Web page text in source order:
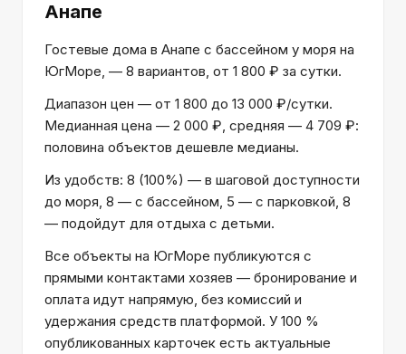
Анапе
Гостевые дома в Анапе с бассейном у моря на
ЮгМоре, — 8 вариантов, от 1 800 ₽ за сутки.
Диапазон цен — от 1 800 до 13 000 ₽/сутки.
Медианная цена — 2 000 ₽, средняя — 4 709 ₽:
половина объектов дешевле медианы.
Из удобств: 8 (100%) — в шаговой доступности
до моря, 8 — с бассейном, 5 — с парковкой, 8
— подойдут для отдыха с детьми.
Все объекты на ЮгМоре публикуются с
прямыми контактами хозяев — бронирование и
оплата идут напрямую, без комиссий и
удержания средств платформой. У 100 %
опубликованных карточек есть актуальные